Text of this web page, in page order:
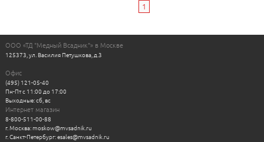
1
ООО «ТД "Медный Всадник"» в Москве
125373, ул. Василия Петушкова, д.3
Офис
(495) 121-05-40
Пн-Пт с 11:00 до 17:00
Выходные: сб, вс
Интернет магазин
8-800-511-00-88
г. Москва: moskow@mvsadnik.ru
г. Санкт-Петербург: esales@mvsadnik.ru